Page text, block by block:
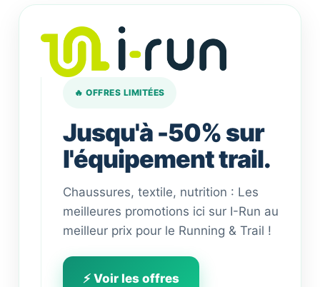
🔥 OFFRES LIMITÉES
Jusqu'à -50% sur
l'équipement trail.
Chaussures, textile, nutrition : Les
meilleures promotions ici sur I-Run au
meilleur prix pour le Running & Trail !
⚡ Voir les offres